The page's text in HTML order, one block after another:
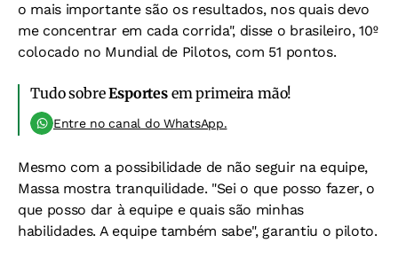
o mais importante são os resultados, nos quais devo
me concentrar em cada corrida", disse o brasileiro, 10º
colocado no Mundial de Pilotos, com 51 pontos.
Tudo sobreEsportesem primeira mão!
Entre no canal do WhatsApp.
Mesmo com a possibilidade de não seguir na equipe,
Massa mostra tranquilidade. "Sei o que posso fazer, o
que posso dar à equipe e quais são minhas
habilidades. A equipe também sabe", garantiu o piloto.